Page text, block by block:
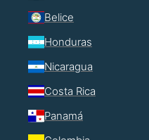
Belice
Honduras
Nicaragua
Costa Rica
Panamá